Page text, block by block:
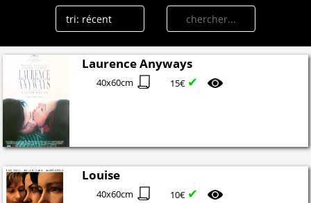
Laurence Anyways
40x60cm 15€ ✔
Louise
40x60cm 10€ ✔